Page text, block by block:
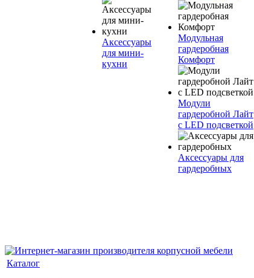
Аксессуары
для мини-
кухни
Модульная
гардеробная
Комфорт
Модули
гардеробной Лайт
с LED подсветкой
Аксессуары для
гардеробных
Каталог